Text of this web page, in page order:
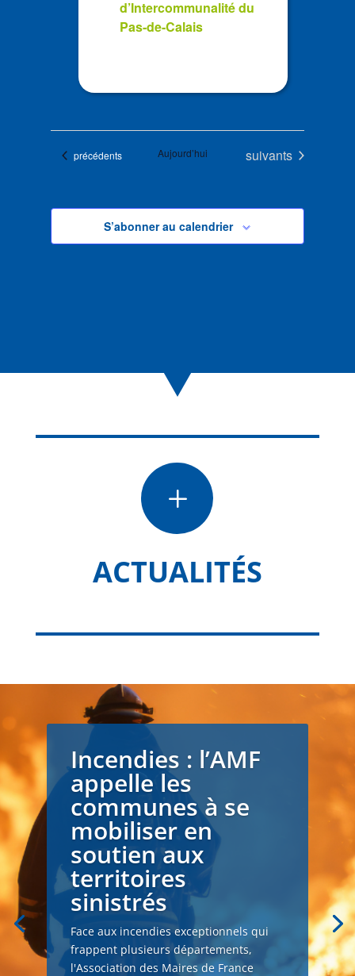
d’Intercommunalité du
Pas-de-Calais
Évènements
précédents Aujourd’hui Évènements
suivants
S’abonner au calendrier
L
ACTUALITÉS
Incendies : l’AMF
appelle les
communes à se
mobiliser en
soutien aux
territoires
sinistrés
Face aux incendies exceptionnels qui
frappent plusieurs départements,
l'Association des Maires de France